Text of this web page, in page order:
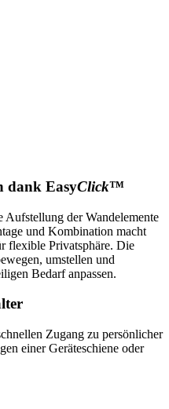
dank EasyClick™
der Wandelemente
und Kombination macht
flexible Privatsphäre. Die
umstellen und
Bedarf anpassen.
Zugang zu persönlicher
einer Geräteschiene oder